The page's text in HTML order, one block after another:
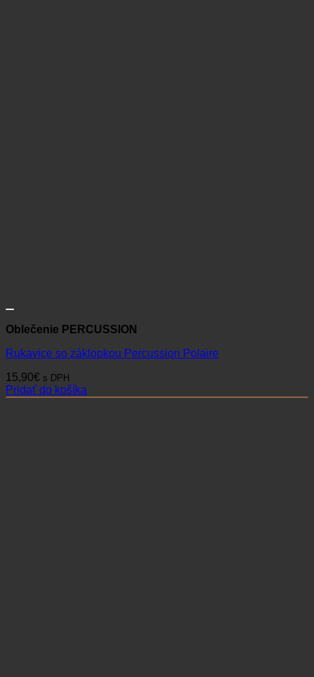
Oblečenie PERCUSSION
Rukavice so záklopkou Percussion Polaire
15,90€ s DPH
Pridať do košíka